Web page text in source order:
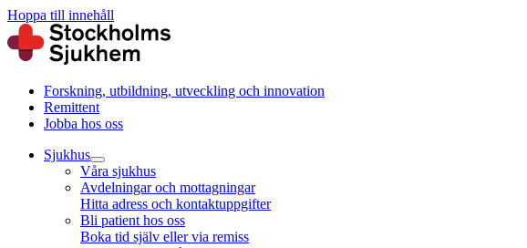
Hoppa till innehåll
Forskning, utbildning, utveckling och innovation
Remittent
Jobba hos oss
Sjukhus
Våra sjukhus
Avdelningar och mottagningar
Hitta adress och kontaktuppgifter
Bli patient hos oss
Boka tid själv eller via remiss